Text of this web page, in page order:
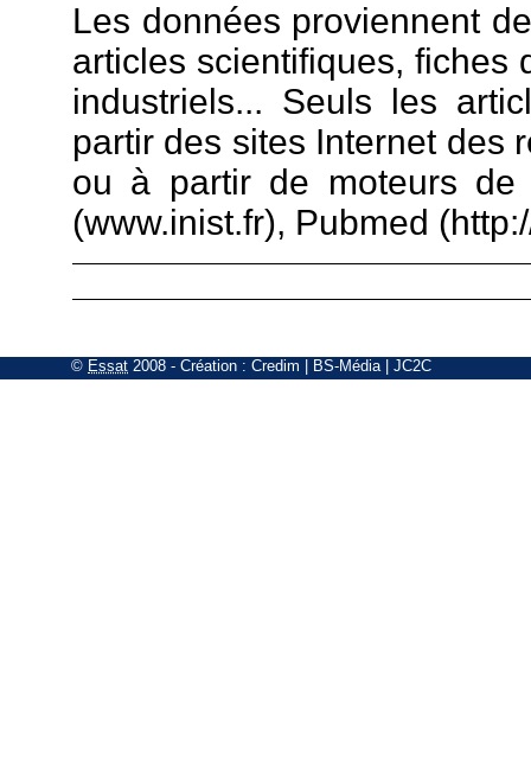
Les données proviennent
articles scientifiques, fiches
industriels... Seuls les
partir des sites Internet des
ou à partir de moteurs de
(www.inist.fr), Pubmed
© Essat 2008 - Création : Credim BS-Média| JC2C